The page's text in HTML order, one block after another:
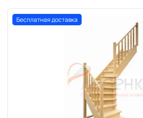
Бесплатная доставка